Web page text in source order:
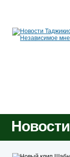
Новости